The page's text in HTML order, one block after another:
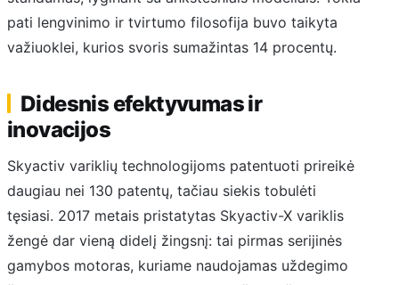
pati lengvinimo ir tvirtumo filosofija buvo taikyta
važiuoklei, kurios svoris sumažintas 14 procentų.
Didesnis efektyvumas ir
inovacijos
Skyactiv variklių technologijoms patentuoti prireikė
daugiau nei 130 patentų, tačiau siekis tobulėti
tęsiasi. 2017 metais pristatytas Skyactiv-X variklis
žengė dar vieną didelį žingsnį: tai pirmas serijinės
gamybos motoras, kuriame naudojamas uždegimo